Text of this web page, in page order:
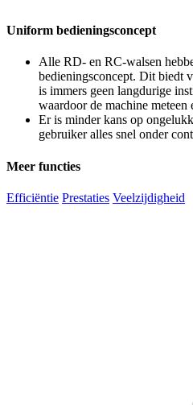
Uniform bedieningsconcept
Alle RD- en RC-walsen
bedieningsconcept. Dit biedt
is immers geen langdurige
waardoor de machine
Er is minder kans op
gebruiker alles snel onder
Meer functies
Efficiëntie Prestaties Veelzijdigheid